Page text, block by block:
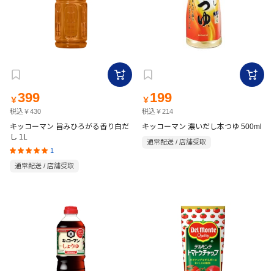
￥399
税込￥430
キッコーマン 旨みひろがる香り白だ
し 1L
1
通常配送 / 店舗受取
￥ 199
税込￥214
キッコーマン 濃いだし本つゆ 500ml
通常配送 / 店舗受取